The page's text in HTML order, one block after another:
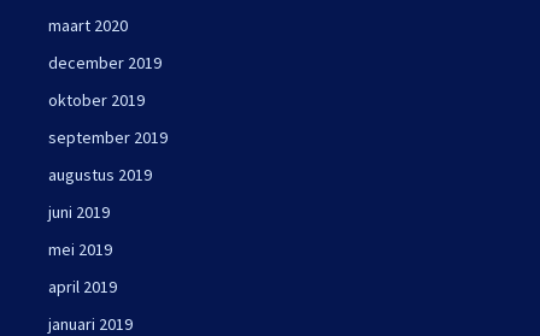
maart 2020
december 2019
oktober 2019
september 2019
augustus 2019
juni 2019
mei 2019
april 2019
januari 2019